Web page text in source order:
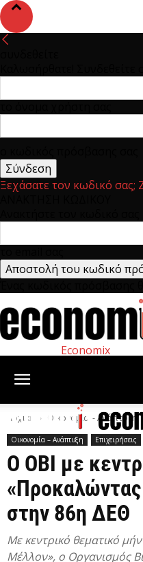
Ξεχάσατε τον κωδικό σας;
Economix
Αρχική Οικονομία – Ανάπτυξη
Οικονομία – Ανάπτυξη Επιχειρήσεις
Ο ΟΒΙ με
στην 86η ΔΕΘ
Με κεντρικό θεματικό
Μέλλον», ο Οργανισμός